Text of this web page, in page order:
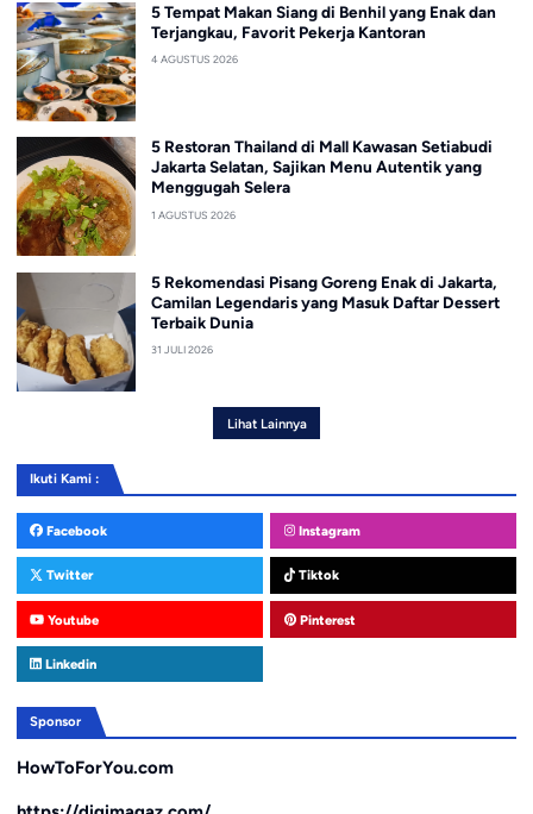
5 Tempat Makan Siang di Benhil yang Enak dan
Terjangkau, Favorit Pekerja Kantoran
4 AGUSTUS 2026
5 Restoran Thailand di Mall Kawasan Setiabudi
Jakarta Selatan, Sajikan Menu Autentik yang
Menggugah Selera
1 AGUSTUS 2026
5 Rekomendasi Pisang Goreng Enak di Jakarta,
Camilan Legendaris yang Masuk Daftar Dessert
Terbaik Dunia
31 JULI 2026
Lihat Lainnya
Ikuti Kami :
Facebook Instagram
Twitter Tiktok
Youtube Pinterest
Linkedin
Sponsor
HowToForYou.com